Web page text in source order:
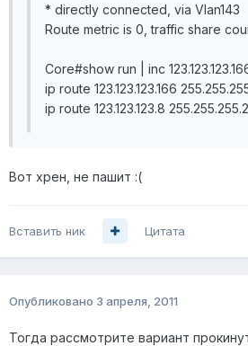
* directly connected, via Vlan143
Route metric is 0, traffic share
Core#show run | inc
ip route 123.123.123.166
ip route 123.123.123.8
Вот хрен, не пашит :(
Вставить ник Цитата
Опубликовано 3 апреля, 2011
Тогда рассмотрите вариант